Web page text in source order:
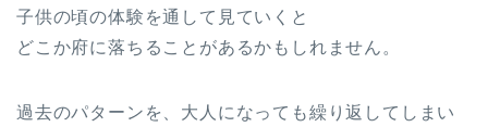
子供の頃の体験を通して見ていくと
どこか府に落ちることがあるかもしれません。
過去のパターンを、大人になっても繰り返してしまい